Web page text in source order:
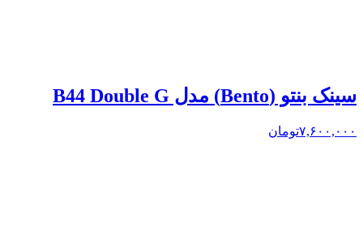
سینک بنتو (Bento) مدل B44 Double G
۷,۶۰۰,۰۰۰تومان